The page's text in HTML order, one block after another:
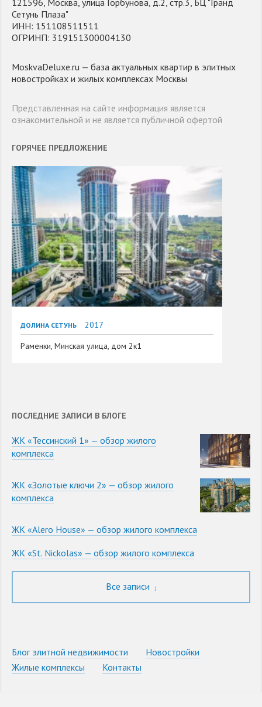
121596, Москва, улица Горбунова, д.2, стр.3, БЦ "Гранд
Сетунь Плаза"
ИНН: 151108511511
ОГРИНП: 319151300004130
MoskvaDeluxe.ru — база актуальных квартир в элитных
новостройках и жилых комплексах Москвы
Представленная на сайте информация является
ознакомительной и не является публичной офертой
ГОРЯЧЕЕ ПРЕДЛОЖЕНИЕ
ДОЛИНА СЕТУНЬ
2017
Раменки, Минская улица, дом 2к1
ПОСЛЕДНИЕ ЗАПИСИ В БЛОГЕ
ЖК «Тессинский 1» — обзор жилого
комплекса
ЖК «Золотые ключи 2» — обзор жилого
комплекса
ЖК «Alero House» — обзор жилого комплекса
ЖК «St. Nickolas» — обзор жилого комплекса
Все записи
Блог элитной недвижимости
Новостройки
Жилые комплексы
Контакты